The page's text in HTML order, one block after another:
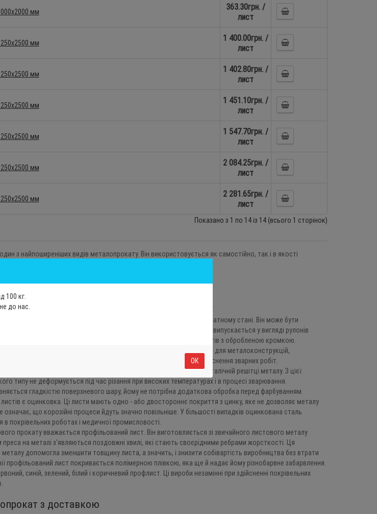
мм
363.30грн. /
лист
мм
1 400.00грн. /
лист
мм
1 402.80грн. /
лист
мм
1 451.10грн. /
лист
мм
1 547.70грн. /
лист
мм
2 084.25грн. /
лист
мм
2 281.65грн. /
лист
Показано з 1 по 14 із 14 (всього 1 сторінок)
з найпоширеніших видів металопрокату. Він використовується як самостійно, так і в якості
металу
металопрокат ділиться на гарячекатаний і холоднокатаний.
прокатки розігрітого до високої температури листа на прокатному стані. Він може бути
Товщина тонколистового не перевищує 3,9 мм.найчастіше він випускається у вигляді рулонів
товщина якого досягає 160 мм, продається у вигляді листів з обробленою кромкою.
за свої антикорозійні властивості. Вони ідеально підходять для металоконструкцій,
в несприятливих погодних умовах. Такий метал незамінний для здійснення зварних робіт.
без нагрівання, а це означає, що не відбувається змін в кристалічній решітці металу. З цієї
типу не деформується під час різання при високих температурах і в процесі зварювання.
гладкістю поверхневого шару, йому не потрібна додаткова обробка перед фарбуванням.
є оцинковка. Ці листи мають одно - або двостороннє покриття з цинку, яке не дозволяє металу
означає, що корозійні процеси йдуть значно повільніше. У більшості випадків оцинкована сталь
покрівельних роботах і медичної промисловості.
прокату вважається профільований лист. Він виготовляється зі звичайного листового металу
на металі з'являються поздовжні хвилі, які стають своєрідними ребрами жорсткості. Ця
допомогла зменшити товщину листа, а значить, і знизити собівартість виробництва без втрати
профільований лист покривається полімерною плівкою, яка ще й надає йому різнобарвне забарвлення.
синій, зелений, білий і коричневий профлист. Ці вироби незамінні при здійсненні покрівельних
з доставкою
100 кг.
до нас.
ОК